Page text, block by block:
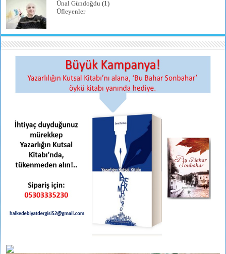
Ünal Gündoğdu (1)
Üfleyenler